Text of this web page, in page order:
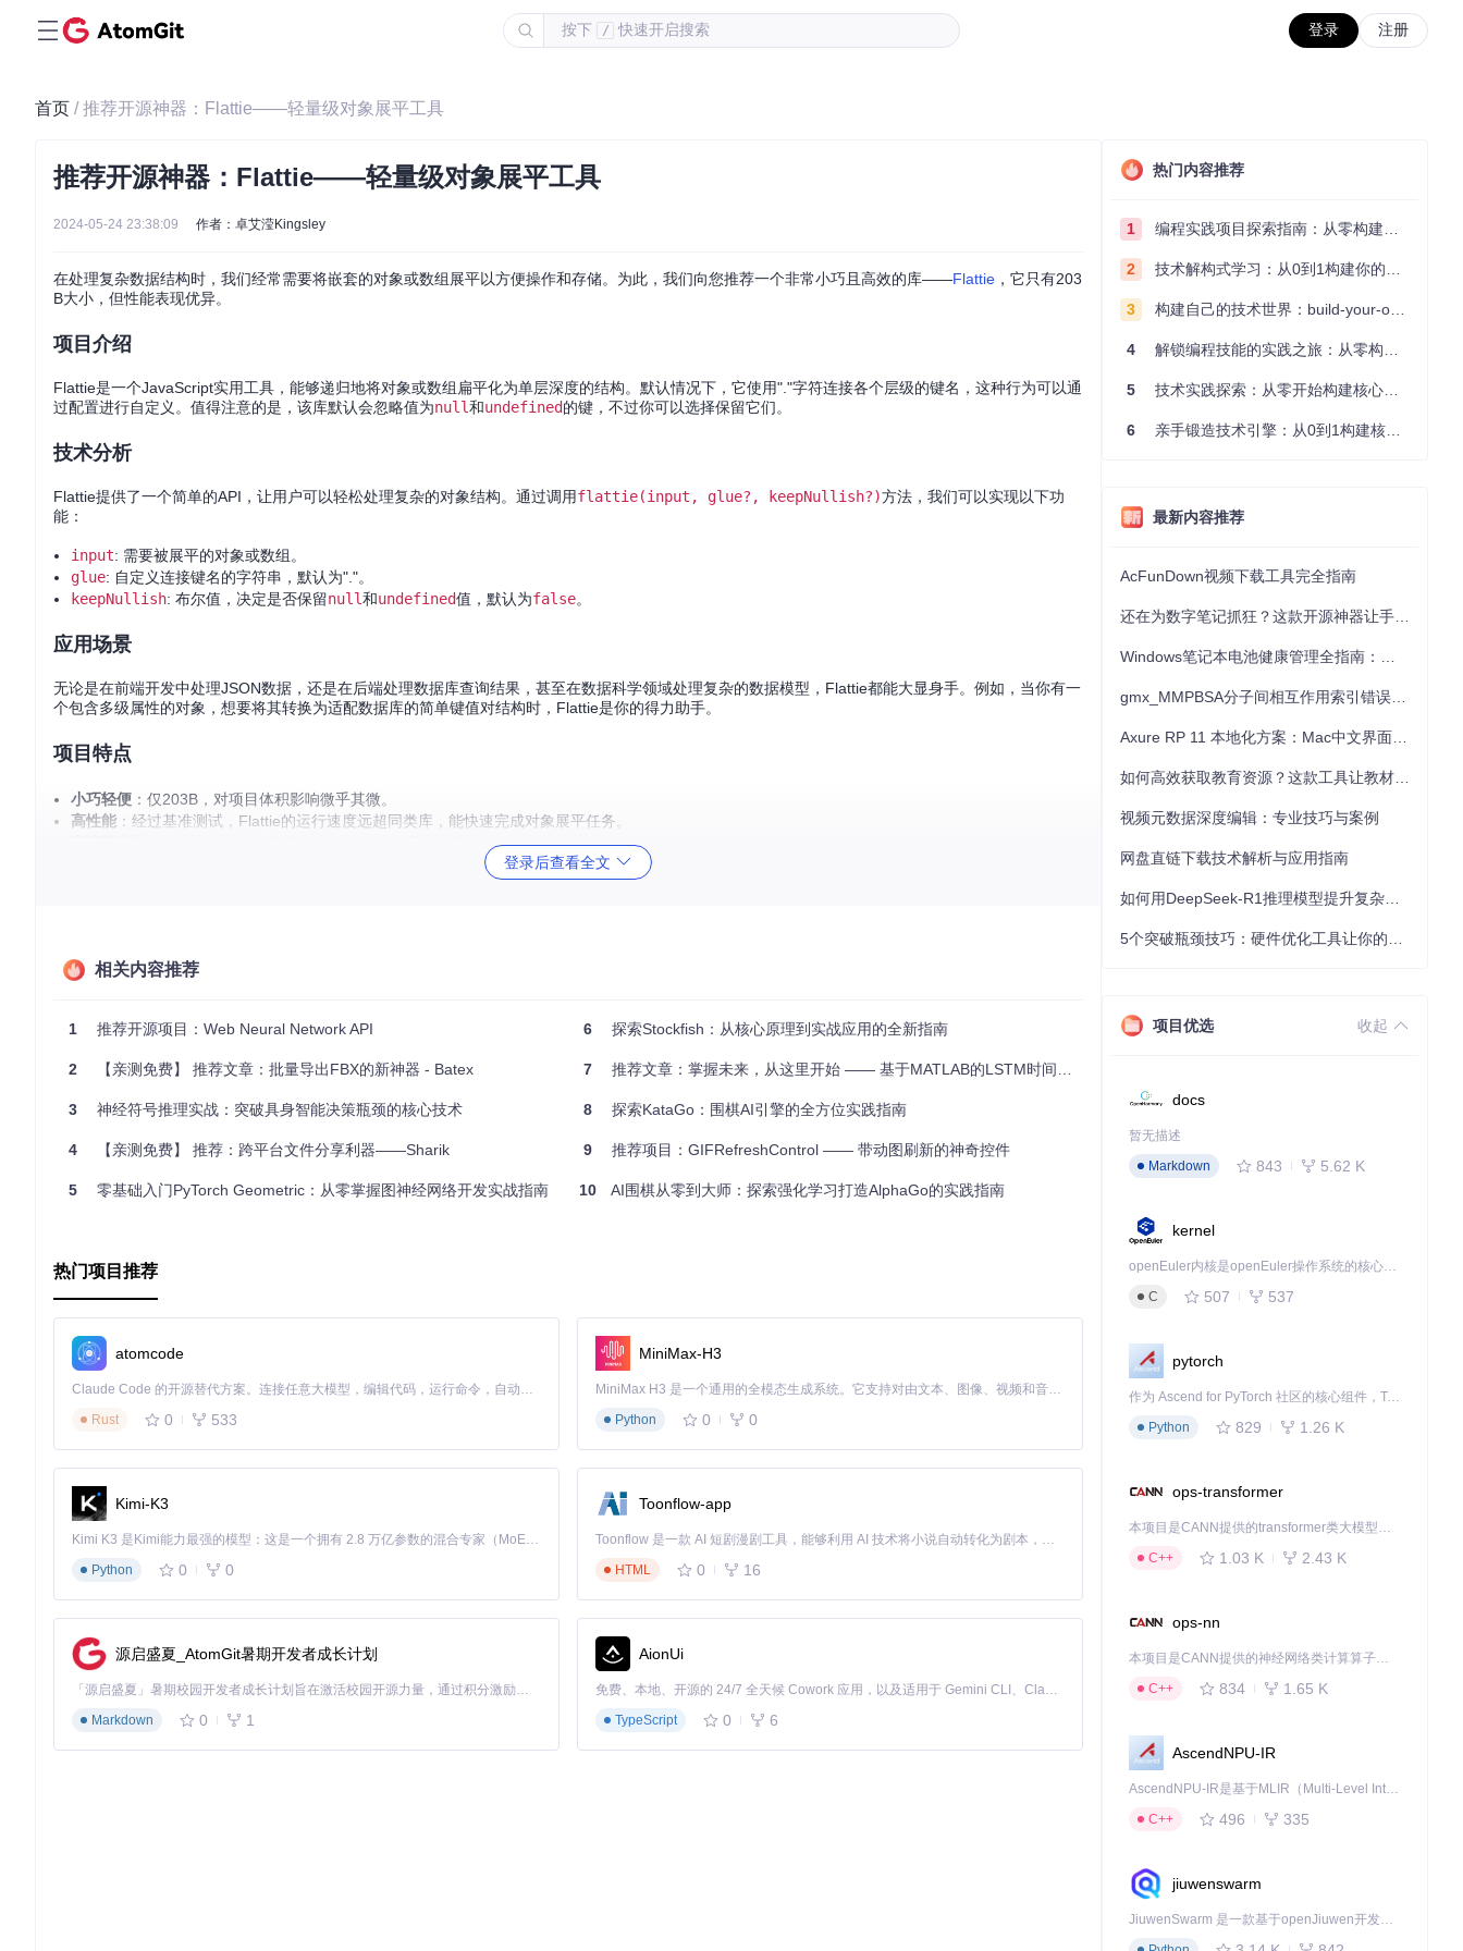
按下 / 快速开启搜索 登录 注册
首页 / 推荐开源神器：Flattie——轻量级对象展平工具
推荐开源神器：Flattie——轻量级对象展平工具
2024-05-24 23:38:09 作者：卓艾滢Kingsley
在处理复杂数据结构时，我们经常需要将嵌套的对象或数组展平以方便操作和存储。为此，我们向您推荐一个非常小巧且高效的库——Flattie ，它只有203
B大小，但性能表现优异。
项目介绍
Flattie是一个JavaScript实用工具，能够递归地将对象或数组扁平化为单层深度的结构。默认情况下，它使用"."字符连接各个层级的键名，这种行为可以通
过配置进行自定义。值得注意的是，该库默认会忽略值为null和undefined的键，不过你可以选择保留它们。
技术分析
Flattie提供了一个简单的API，让用户可以轻松处理复杂的对象结构。通过调用flattie(input, glue?, keepNullish?)方法，我们可以实现以下功
能：
input: 需要被展平的对象或数组。
glue: 自定义连接键名的字符串，默认为"."。
keepNullish: 布尔值，决定是否保留null和undefined值，默认为false。
应用场景
无论是在前端开发中处理JSON数据，还是在后端处理数据库查询结果，甚至在数据科学领域处理复杂的数据模型，Flattie都能大显身手。例如，当你有一
个包含多级属性的对象，想要将其转换为适配数据库的简单键值对结构时，Flattie是你的得力助手。
项目特点
小巧轻便 ：仅203B，对项目体积影响微乎其微。
高性能 ：经过基准测试，Flattie的运行速度远超同类库，能快速完成对象展平任务。
：可自定义连接符和保留空值选项，满足各种需求。
: {
: ['foo', '', null, 'bar'],
e: {
b: undefined,
d: 0 ,
      ]
};
const flatObj = flattie
通过以上代码，你会得到一个扁平化的对象，所有的嵌套都被展开，键名以定义好的分隔符连接。
结语
无论是新手开发者还是经验丰富的老手，Flattie都是一款不容忽视的利器。它的高效、轻量级特性和强大的功能，使得在处理复杂的对象结构时变得更加
便捷。赶紧尝试一下吧，看看Flattie如何让您的代码更简洁，效率更高！
立即在GitHub上安装并查看完整文档
版权信息：MIT ©
登录后查看全文
相关内容推荐
1 推荐开源项目：Web Neural Network API
2 【亲测免费】 推荐文章：批量导出FBX的新神器 - Batex
3 神经符号推理实战：突破具身智能决策瓶颈的核心技术
4 【亲测免费】 推荐：跨平台文件分享利器——Sharik
5 零基础入门PyTorch Geometric：从零掌握图神经网络开发实战指南
6 探索Stockfish：从核心原理到实战应用的全新指南
7 推荐文章：掌握未来，从这里开始 —— 基于MATLAB的LSTM时间序列预测神器
8 探索KataGo：围棋AI引擎的全方位实践指南
9 推荐项目：GIFRefreshControl —— 带动图刷新的神奇控件
10 AI围棋从零到大师：探索强化学习打造AlphaGo的实践指南
热门项目推荐
atomcode
Claude Code 的开源替代方案。连接任意大模型，编辑代码，运行命令，自动验证 — 全自动执行。用 Rust 构建，极致性能。 ｜ An open-source alternative to Claude Code. Connect any LLM, edit code, run commands, and verify changes — autonomously. Built in Rust for speed. Get Started
Rust
0 533
MiniMax-H3
MiniMax H3 是一个通用的全模态生成系统。它支持对由文本、图像、视频和音频组成的多模态上下文进行统一理解，并能生成分辨率高达 2K、时长可达 15 秒的带原生立体声音频的视频。得益于面向任务泛化的系统设计，H3 在预训练阶段就已具备广泛的多模态上下文理解与生成能力，能够出色地执行复杂的多模态指令。
Python
0 0
Kimi-K3
Kimi K3 是Kimi能力最强的模型：这是一个拥有 2.8 万亿参数的混合专家（MoE）模型，具备原生视觉理解能力，并支持 100 万 token 的上下文窗口。
Python
0 0
Toonflow-app
Toonflow 是一款 AI 短剧漫剧工具，能够利用 AI 技术将小说自动转化为剧本，并结合 AI 生成的图片和视频，实现高效的短剧创作。借助 Toonflow，可以轻松完成从文字到影像的全流程，让短剧制作变得更加智能与便捷。
HTML
0 16
源启盛夏_AtomGit暑期开发者成长计划
「源启盛夏」暑期校园开发者成长计划旨在激活校园开源力量，通过积分激励、认证扶持、资源倾斜等形式，引导高校组织和开发者完成「入驻 — 建项目 — 做贡献 — 获认证 — 得资源」的完整闭环。无论你是想带领社团入驻平台的组织者，还是希望用代码贡献证明自己的开发者，都能在这里找到属于你的成长路径。
Markdown
0 1
AionUi
免费、本地、开源的 24/7 全天候 Cowork 应用，以及适用于 Gemini CLI、Claude Code、Codex、OpenCode、Qwen Code、Goose CLI、Auggie 等的 OpenClaw | 🌟 喜欢就点star吧
TypeScript
0 6
热门内容推荐
1 编程实践项目探索指南：从零构建技术能力体系
2 技术解构式学习：从0到1构建你的编程知识体系
3 构建自己的技术世界：build-your-own-x项目的实践探索指南
4 解锁编程技能的实践之旅：从零构建你的技术世界
5 技术实践探索：从零开始构建核心系统的实践指南
6 亲手锻造技术引擎：从0到1构建核心系统的实践指南
最新内容推荐
AcFunDown视频下载工具完全指南
视频元数据深度编辑：专业技巧与案例
网盘直链下载技术解析与应用指南
项目优选 收起
docs
暂无描述
Markdown
843 5.62 K
kernel
openEuler内核是openEuler操作系统的核心，既是系统性能与稳定性的基石，也是连接处理器、设备与服务的桥梁。
C
507 537
pytorch
作为 Ascend for PyTorch 社区的核心组件，TorchNPU 是昇腾专为 PyTorch 打造的深度学习适配插件，使 PyTorch 框架能够直接调用昇腾 NPU，为开发者提供昇腾 AI 处理器的超强算力。
Python
829 1.26 K
ops-transformer
本项目是CANN提供的transformer类大模型算子库，实现网络在NPU上加速计算。
C++
1.03 K 2.43 K
ops-nn
本项目是CANN提供的神经网络类计算算子库，实现网络在NPU上加速计算。
C++
834 1.65 K
AscendNPU-IR
AscendNPU-IR是基于MLIR（Multi-Level Intermediate Representation）构建的，面向昇腾亲和算子编译时使用的中间表示，提供昇腾完备表达能力，通过编译优化提升昇腾AI处理器计算效率，支持通过生态框架使能昇腾AI处理器与深度调优
C++
496 335
jiuwenswarm
JiuwenSwarm 是一款基于openJiuwen开发的智能AI Agent，它能够将大语言模型的强大能力，通过你日常使用的各类通讯应用，直接延伸至你的指尖。